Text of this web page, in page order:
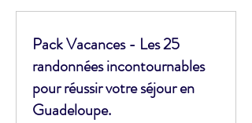
Pack Vacances - Les 25
randonnées incontournables
pour réussir votre séjour en
Guadeloupe.